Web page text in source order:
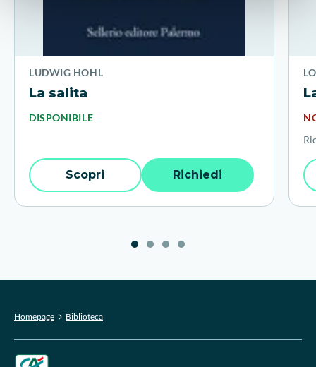
LUDWIG HOHL
La salita
DISPONIBILE
Scopri Richiedi
Homepage Biblioteca